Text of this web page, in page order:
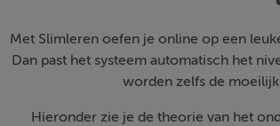
Met Slimleren oefen je online op een
Dan past het systeem automatisch het
worden zelfs de
Hieronder zie je de theorie van het